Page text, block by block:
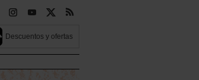
Descuentos y ofertas